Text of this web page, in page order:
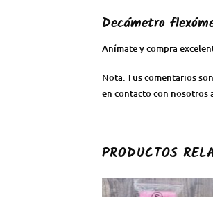
Decámetro
Anímate y compra
Nota: Tus comentarios
en contacto con nosotros
PRODUCTOS